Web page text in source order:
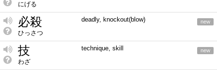
にげる
必殺
ひっさつ
deadly, knockout(blow) new
技
わざ
technique, skill new